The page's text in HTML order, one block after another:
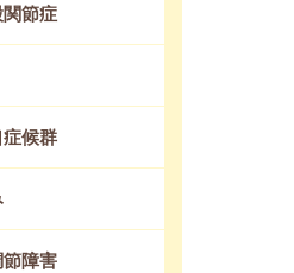
節症
候群
障害